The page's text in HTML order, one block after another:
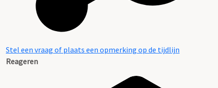
Stel een vraag of plaats een opmerking op de tijdlijn
Reageren